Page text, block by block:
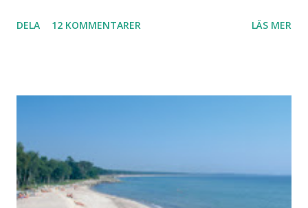
sköna. Stilrena. Snygga. Jag har sorterat ut klänningar som
Rester med några tjejkompisar. Ska bli underbart. Men det
behöver jag nog inte säga.
DELA 12 KOMMENTARER LÄS MER